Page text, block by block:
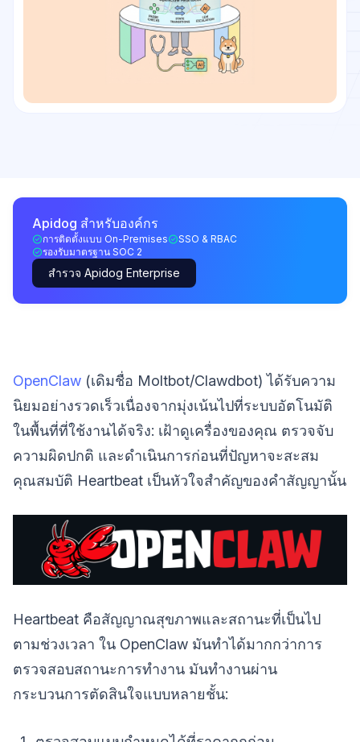
Apidog สำหรับองค์กร
การติดตั้งแบบ On-Premises
SSO & RBAC
รองรับมาตรฐาน SOC 2
สำรวจ Apidog Enterprise
OpenClaw (เดิมชื่อ Moltbot/Clawdbot) ได้รับความ
นิยมอย่างรวดเร็วเนื่องจากมุ่งเน้นไปที่ระบบอัตโนมัติ
ในพื้นที่ที่ใช้งานได้จริง: เฝ้าดูเครื่องของคุณ ตรวจจับ
ความผิดปกติ และดำเนินการก่อนที่ปัญหาจะสะสม
คุณสมบัติ Heartbeat เป็นหัวใจสำคัญของคำสัญญานั้น
Heartbeat คือสัญญาณสุขภาพและสถานะที่เป็นไป
ตามช่วงเวลา ใน OpenClaw มันทำได้มากกว่าการ
ตรวจสอบสถานะการทำงาน มันทำงานผ่าน
กระบวนการตัดสินใจแบบหลายชั้น: